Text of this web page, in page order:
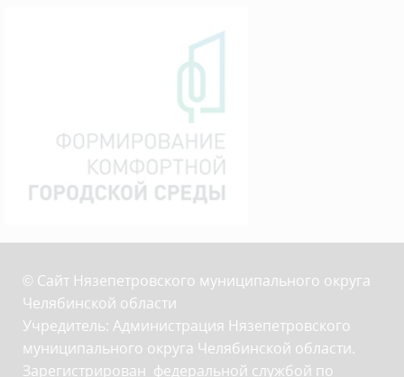
© Сайт Нязепетровского муниципального округа
Челябинской области
Учредитель: Администрация Нязепетровского
муниципального округа Челябинской области.
Зарегистрирован федеральной службой по